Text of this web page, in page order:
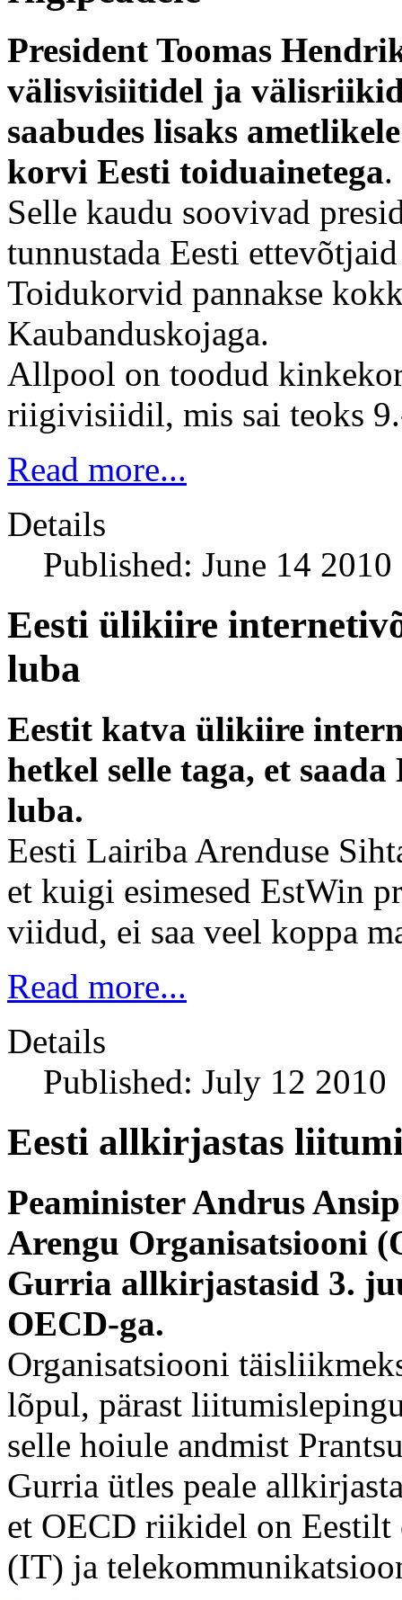
President Toomas
välisvisiitidel ja
saabudes lisaks
korvi Eesti toiduainetega.
Selle kaudu soovivad
tunnustada Eesti
Toidukorvid pannakse
Kaubanduskojaga.
Allpool on toodud
riigivisiidil, mis sai teoks
Read more...
Details
Published: June 14 2010
Eesti ülikiire
luba
Eestit katva ülikiire
hetkel selle taga, et
luba.
Eesti Lairiba Arenduse
et kuigi esimesed EstWin
viidud, ei saa veel koppa
Read more...
Details
Published: July 12 2010
Eesti allkirjastas
Peaminister Andrus
Arengu Organisatsiooni
Gurria allkirjastasid 3.
OECD-ga.
Organisatsiooni
lõpul, pärast
selle hoiule andmist
Gurria ütles peale
et OECD riikidel on
(IT) ja